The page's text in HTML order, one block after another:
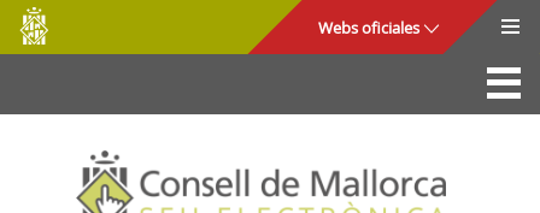
Saltar al contenido principal
Consell
de
Mallorca
Webs oficiales
La Sede
Consejo de Mallorca